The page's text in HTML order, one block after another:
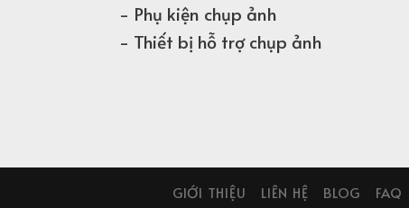
- Phụ kiện chụp ảnh
- Thiết bị hỗ trợ chụp ảnh
GIỚI THIỆU LIÊN HỆ BLOG FAQ